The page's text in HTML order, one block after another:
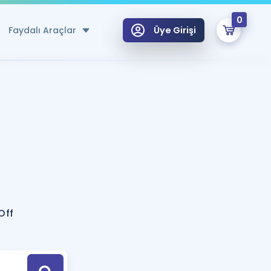
Faydalı Araçlar
Hesaplama Aracı
için Öneriler
Tek Takvimde
Üye Girişi
0